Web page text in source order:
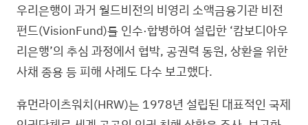
우리은행이 과거 월드비전의 비영리 소액금융기관 비전
펀드(VisionFund)를 인수·합병하여 설립한 ‘캄보디아우
리은행’의 추심 과정에서 협박, 공권력 동원, 상환을 위한
사채 종용 등 피해 사례도 다수 보고했다.
휴먼라이츠워치(HRW)는 1978년 설립된 대표적인 국제